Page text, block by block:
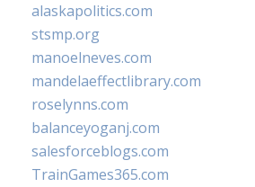
alaskapolitics.com
stsmp.org
manoelneves.com
mandelaeffectlibrary.com
roselynns.com
balanceyoganj.com
salesforceblogs.com
TrainGames365.com